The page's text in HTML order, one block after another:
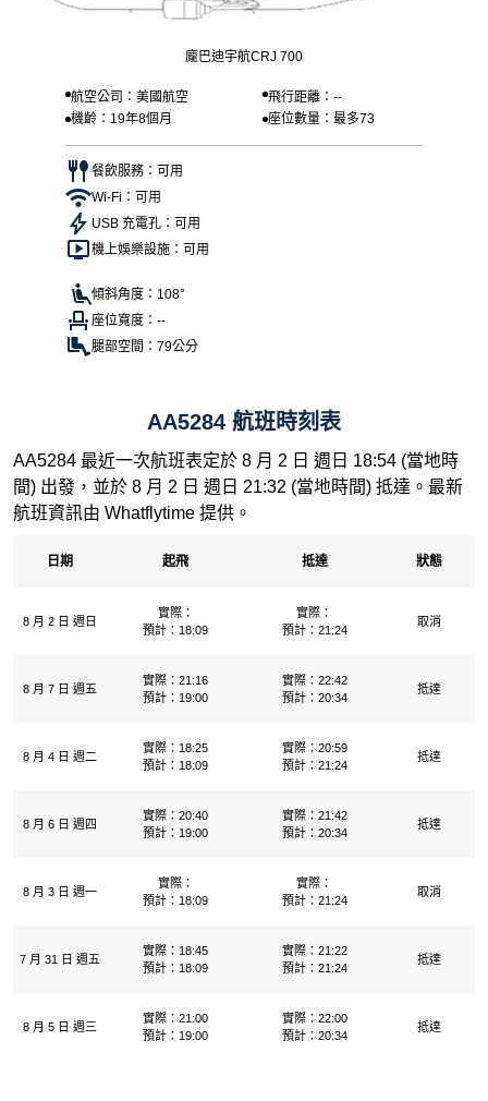
龐巴迪宇航CRJ 700
航空公司：美國航空
飛行距離：--
機齡：19年8個月
座位數量：最多73
餐飲服務：可用
Wi-Fi：可用
USB 充電孔：可用
機上娛樂設施：可用
傾斜角度：108°
座位寬度：--
腿部空間：79公分
AA5284 航班時刻表
AA5284 最近一次航班表定於 8 月 2 日 週日 18:54 (當地時
間) 出發，並於 8 月 2 日 週日 21:32 (當地時間) 抵達。最新
航班資訊由 Whatflytime 提供。
日期 起飛 抵達 狀態
8 月 2 日 週日
實際：
預計：18:09
實際：
預計：21:24
取消
8 月 7 日 週五
實際：21:16
預計：19:00
實際：22:42
預計：20:34
抵達
8 月 4 日 週二
實際：18:25
預計：18:09
實際：20:59
預計：21:24
抵達
8 月 6 日 週四
實際：20:40
預計：19:00
實際：21:42
預計：20:34
抵達
8 月 3 日 週一
實際：
預計：18:09
實際：
預計：21:24
取消
7 月 31 日 週五
實際：18:45
預計：18:09
實際：21:22
預計：21:24
抵達
8 月 5 日 週三
實際：21:00
預計：19:00
實際：22:00
預計：20:34
抵達